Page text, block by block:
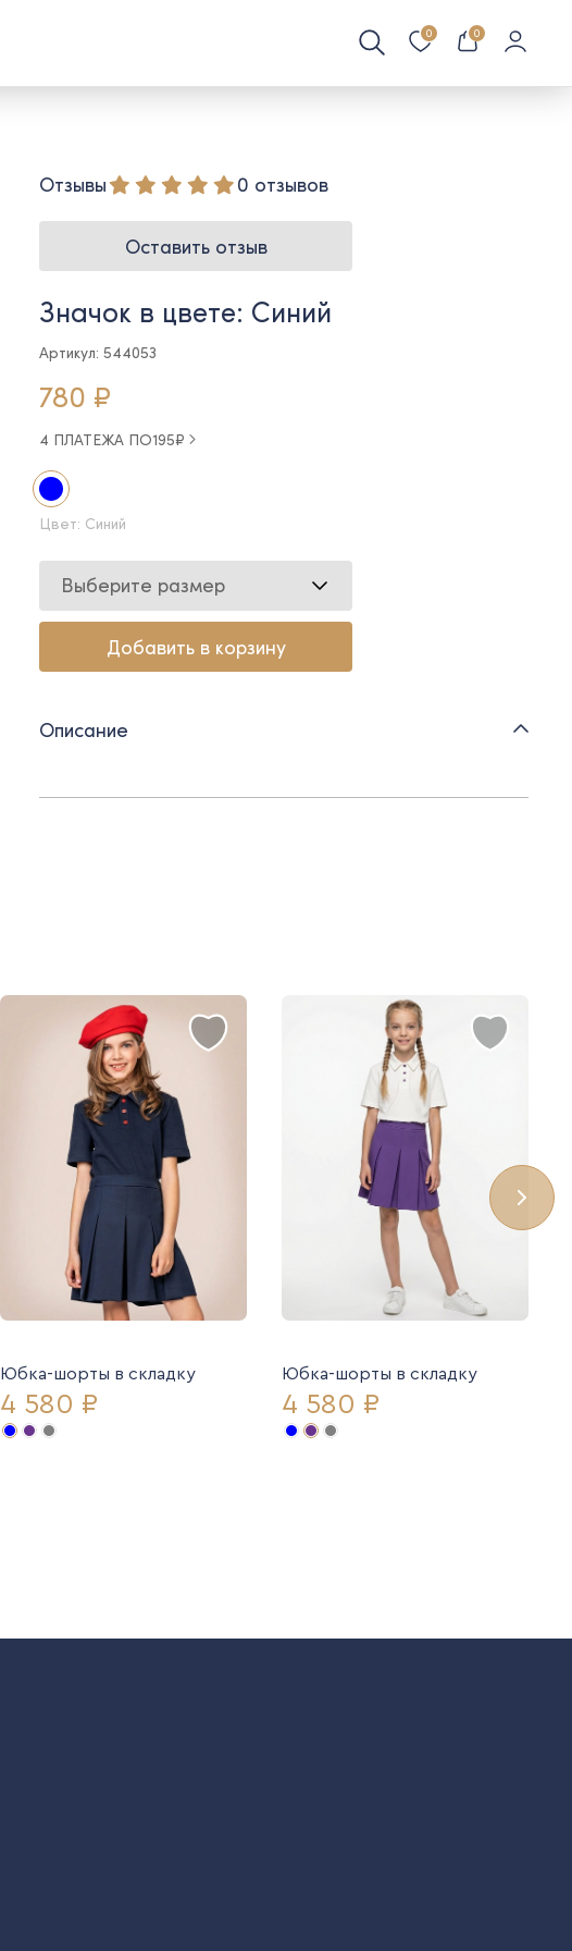
0 0
Отзывы 0 отзывов
Оставить отзыв
Значок в цвете: Синий
Артикул: 544053
780 ₽
4 ПЛАТЕЖА ПО195₽
Цвет: Синий
Выберите размер
Добавить в корзину
Описание
Юбка-шорты в складку
4 580 ₽
Юбка-шорты в складку
4 580 ₽